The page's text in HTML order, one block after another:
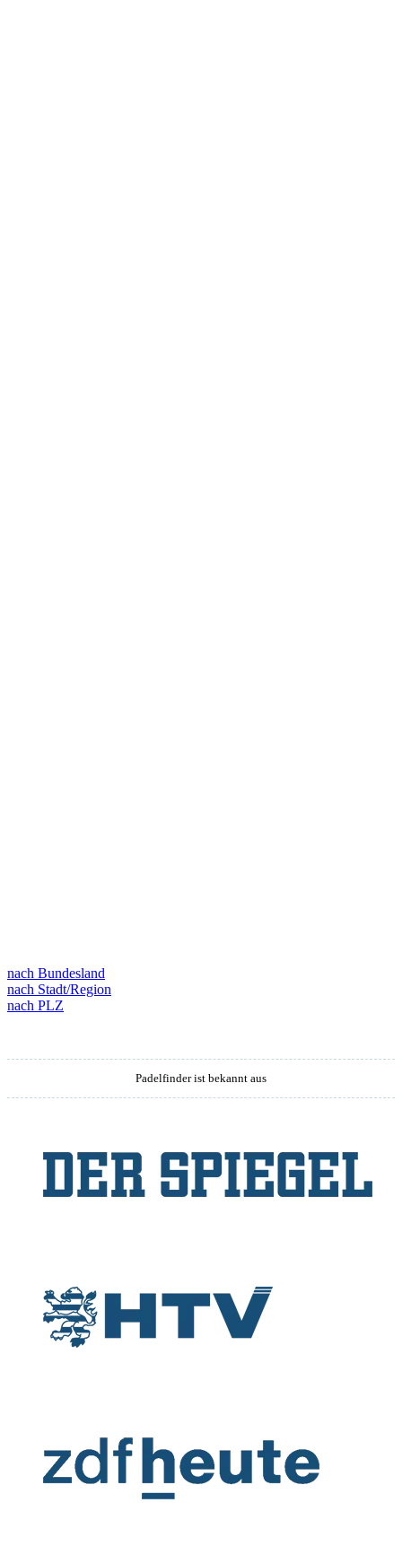
nach Bundesland
nach Stadt/Region
nach PLZ
Padelfinder ist bekannt aus